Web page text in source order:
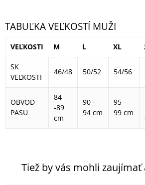
TABUĽKA VEĽKOSTÍ MUŽI
VEĽKOSTI M L XL
SK
VEĽKOSTI
46/48 50/52 54/56
OBVOD
PASU
84
-89
cm
90 -
94 cm
95 -
99 cm
Tiež by vás mohli